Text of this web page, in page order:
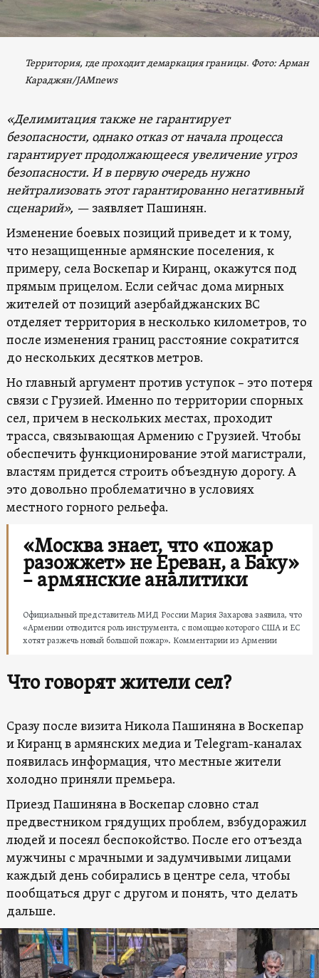
Территория, где проходит демаркация границы. Фото: Арман
Караджян/JAMnews
«Делимитация также не гарантирует
безопасности, однако отказ от начала процесса
гарантирует продолжающееся увеличение угроз
безопасности. И в первую очередь нужно
нейтрализовать этот гарантированно негативный
сценарий», —заявляет Пашинян.
Изменение боевых позиций приведет и к тому,
что незащищенные армянские поселения, к
примеру, села Воскепар и Киранц, окажутся под
прямым прицелом. Если сейчас дома мирных
жителей от позиций азербайджанских ВС
отделяет территория в несколько километров, то
после изменения границ расстояние сократится
до нескольких десятков метров.
Но главный аргумент против уступок – это потеря
связи с Грузией. Именно по территории спорных
сел, причем в нескольких местах, проходит
трасса, связывающая Армению с Грузией. Чтобы
обеспечить функционирование этой магистрали,
властям придется строить объездную дорогу. А
это довольно проблематично в условиях
местного горного рельефа.
«Москва знает, что «пожар
разожжет» не Ереван, а Баку»
– армянские аналитики
Официальный представитель МИД России Мария Захарова заявила, что
«Армении отводится роль инструмента, с помощью которого США и ЕС
хотят разжечь новый большой пожар». Комментарии из Армении
Что говорят жители сел?
Сразу после визита Никола Пашиняна в Воскепар
и Киранц в армянских медиа и Telegram-каналах
появилась информация, что местные жители
холодно приняли премьера.
Приезд Пашиняна в Воскепар словно стал
предвестником грядущих проблем, взбудоражил
людей и посеял беспокойство. После его отъезда
мужчины с мрачными и задумчивыми лицами
каждый день собирались в центре села, чтобы
пообщаться друг с другом и понять, что делать
дальше.